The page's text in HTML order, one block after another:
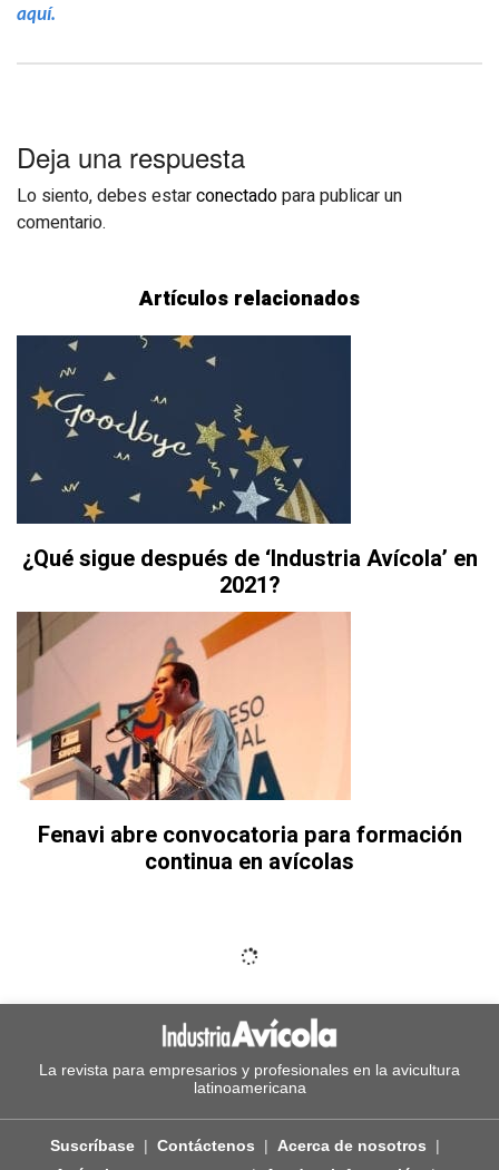
aquí.
Deja una respuesta
Lo siento, debes estarconectadopara publicar un
comentario.
Artículos relacionados
¿Qué sigue después de ‘Industria Avícola’ en
2021?
Fenavi abre convocatoria para formación
continua en avícolas
La revista para empresarios y profesionales en la avicultura
latinoamericana
Suscríbase Contáctenos
Acerca de nosotros